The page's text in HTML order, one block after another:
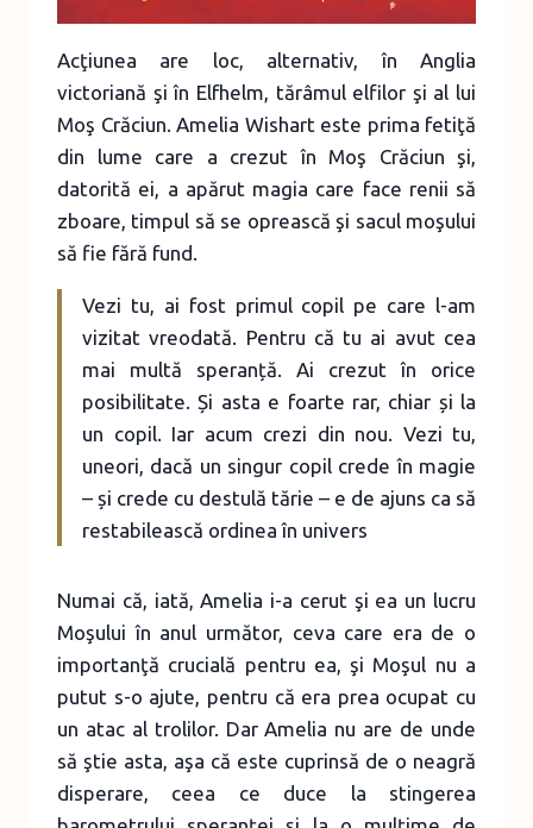
Acţiunea are loc, alternativ, în Anglia
victoriană şi în Elfhelm, tărâmul elfilor şi al lui
Moş Crăciun. Amelia Wishart este prima fetiţă
din lume care a crezut în Moş Crăciun şi,
datorită ei, a apărut magia care face renii să
zboare, timpul să se oprească şi sacul moşului
să fie fără fund.
Vezi tu, ai fost primul copil pe care l-am
vizitat vreodată. Pentru că tu ai avut cea
mai multă speranță. Ai crezut în orice
posibilitate. Și asta e foarte rar, chiar și la
un copil. Iar acum crezi din nou. Vezi tu,
uneori, dacă un singur copil crede în magie
– și crede cu destulă tărie – e de ajuns ca să
restabilească ordinea în univers
Numai că, iată, Amelia i-a cerut şi ea un lucru
Moşului în anul următor, ceva care era de o
importanţă crucială pentru ea, şi Moşul nu a
putut s-o ajute, pentru că era prea ocupat cu
un atac al trolilor. Dar Amelia nu are de unde
să ştie asta, aşa că este cuprinsă de o neagră
disperare, ceea ce duce la stingerea